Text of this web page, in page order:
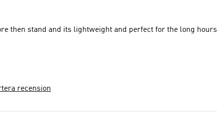
then stand and its lightweight and perfect for the long hours
recension